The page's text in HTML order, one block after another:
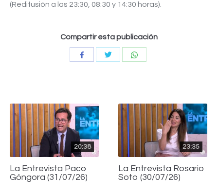
(Redifusión a las 23:30, 08:30 y 14:30 horas).
Compartir esta publicación
CompartirCompartir
20:38
La Entrevista Paco
Góngora (31/07/26)
23:35
La Entrevista Rosario
Soto (30/07/26)